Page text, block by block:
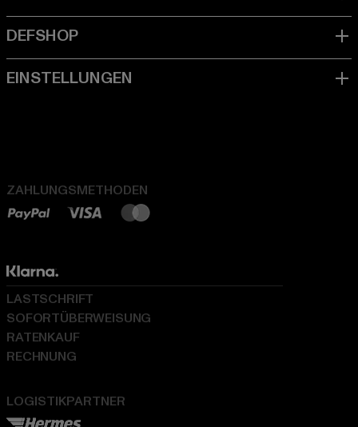
ZAHLUNGSMETHODEN
LOGISTIKPARTNER
LASTSCHRIFT
SOFORTÜBERWEISUNG
RATENKAUF
RECHNUNG